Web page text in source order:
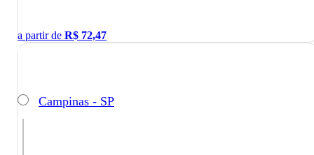
a partir de R$ 72,47
Campinas - SP